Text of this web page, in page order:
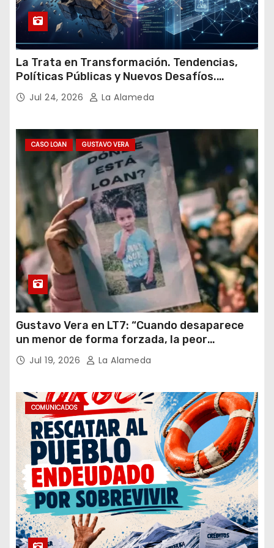
La Trata en Transformación. Tendencias,
Políticas Públicas y Nuevos Desafíos.
Argentina y el Mundo – Julio 2026
Jul 24, 2026 La Alameda
CASO LOAN GUSTAVO VERA
Gustavo Vera en LT7: “Cuando desaparece
un menor de forma forzada, la peor
hipótesis es trata, y así debe seguir
caratulado el caso Loan”
Jul 19, 2026 La Alameda
COMUNICADOS